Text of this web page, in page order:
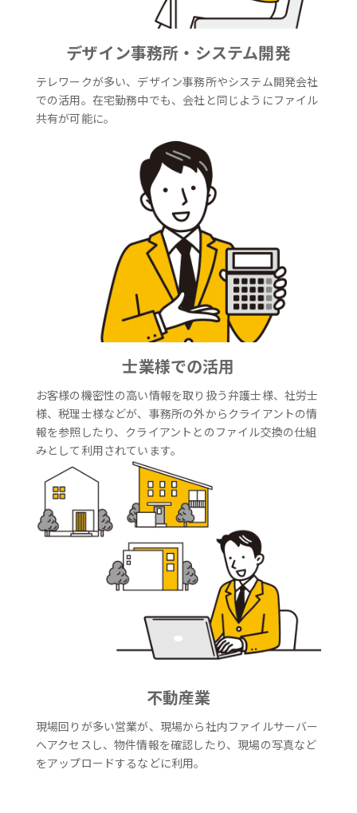
デザイン事務所・システム開発
テレワークが多い、デザイン事務所やシステム開発会社
での活用。在宅勤務中でも、会社と同じようにファイル
共有が可能に。
士業様での活用
お客様の機密性の高い情報を取り扱う弁護士様、社労士
様、税理士様などが、事務所の外からクライアントの情
報を参照したり、クライアントとのファイル交換の仕組
みとして利用されています。
不動産業
現場回りが多い営業が、現場から社内ファイルサーバー
へアクセスし、物件情報を確認したり、現場の写真など
をアップロードするなどに利用。